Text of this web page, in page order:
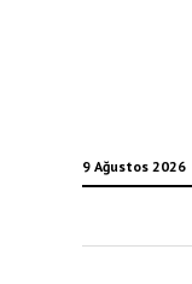
9 Ağustos 2026